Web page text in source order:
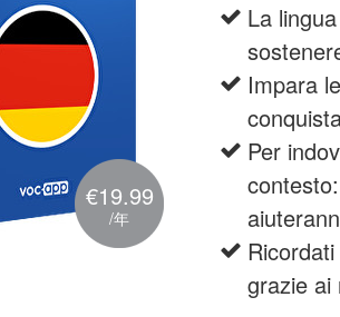
€19.99
/年
La
Impara
Per
grazie ai